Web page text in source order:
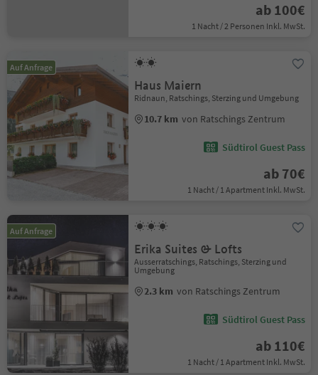
ab 100€
1 Nacht / 2 Personen Inkl. MwSt.
Auf Anfrage
Haus Maiern
Ridnaun, Ratschings, Sterzing und Umgebung
10.7 km von Ratschings Zentrum
Südtirol Guest Pass
ab 70€
1 Nacht / 1 Apartment Inkl. MwSt.
Auf Anfrage
Erika Suites & Lofts
Ausserratschings, Ratschings, Sterzing und
Umgebung
2.3 km von Ratschings Zentrum
Südtirol Guest Pass
ab 110€
1 Nacht / 1 Apartment Inkl. MwSt.